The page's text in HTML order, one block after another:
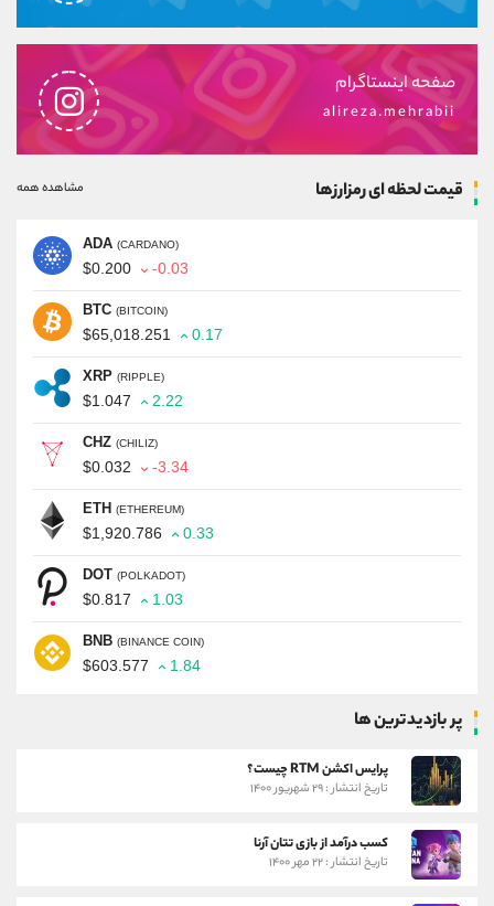
صفحه اینستاگرام
alireza.mehrabii
قیمت لحظه ای رمزارزها مشاهده همه
ADA (CARDANO)
$0.200 -0.03
BTC (BITCOIN)
$65,018.251 0.17
XRP (RIPPLE)
$1.047 2.22
CHZ (CHILIZ)
$0.032 -3.34
ETH (ETHEREUM)
$1,920.786 0.33
DOT (POLKADOT)
$0.817 1.03
BNB (BINANCE COIN)
$603.577 1.84
پر بازدیدترین ها
پرایس اکشن RTM چیست؟
تاریخ انتشار : ۲۹ شهریور ۱۴۰۰
کسب درآمد از بازی تتان آرنا
تاریخ انتشار : ۲۲ مهر ۱۴۰۰